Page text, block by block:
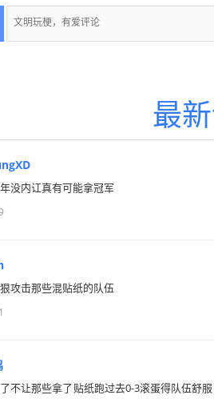
最
没内讧真有可能拿冠军
攻击那些混贴纸的队伍
不让那些拿了贴纸跑过去0-3滚蛋得队伍舒